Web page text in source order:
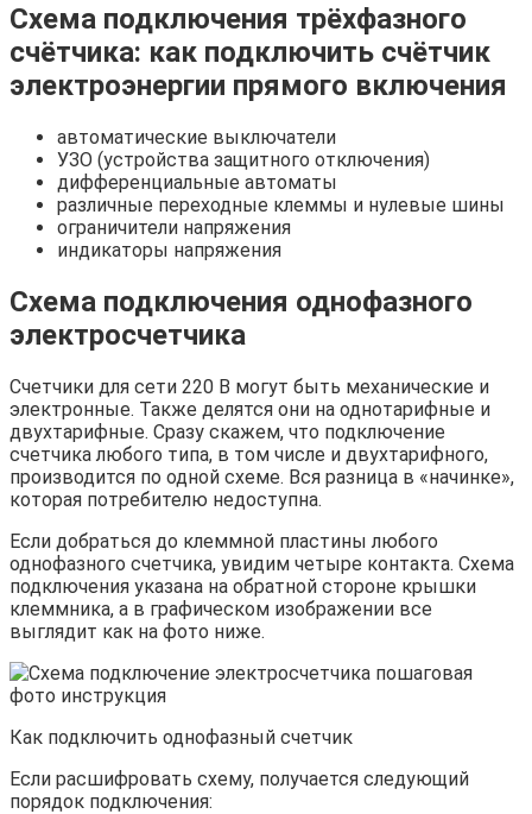
Схема подключения трёхфазного
счётчика: как подключить счётчик
электроэнергии прямого включения
автоматические выключатели
УЗО (устройства защитного отключения)
дифференциальные автоматы
различные переходные клеммы и нулевые шины
ограничители напряжения
индикаторы напряжения
Схема подключения однофазного
электросчетчика
Счетчики для сети 220 В могут быть механические и
электронные. Также делятся они на однотарифные и
двухтарифные. Сразу скажем, что подключение
счетчика любого типа, в том числе и двухтарифного,
производится по одной схеме. Вся разница в «начинке»,
которая потребителю недоступна.
Если добраться до клеммной пластины любого
однофазного счетчика, увидим четыре контакта. Схема
подключения указана на обратной стороне крышки
клеммника, а в графическом изображении все
выглядит как на фото ниже.
Как подключить однофазный счетчик
Если расшифровать схему, получается следующий
порядок подключения: